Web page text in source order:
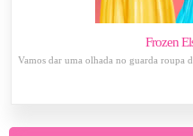
Frozen
Vamos dar uma olhada no guarda roupa